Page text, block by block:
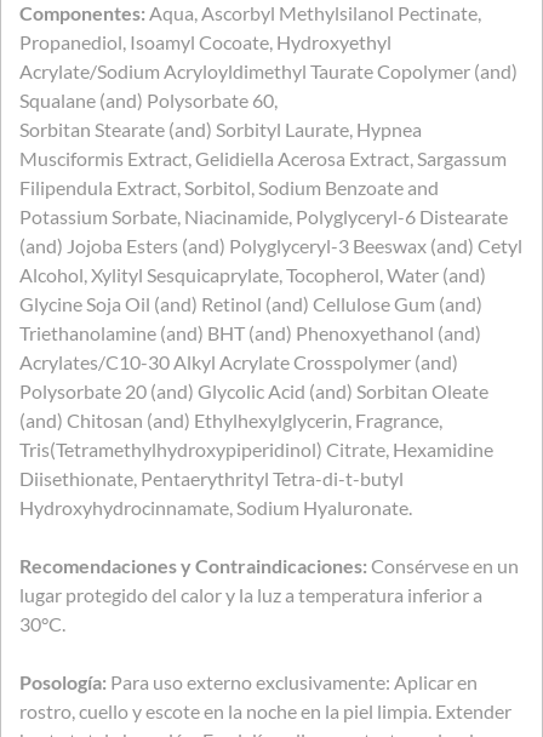
Componentes: Aqua, Ascorbyl Methylsilanol Pectinate,
Propanediol, Isoamyl Cocoate, Hydroxyethyl
Acrylate/Sodium Acryloyldimethyl Taurate Copolymer (and)
Squalane (and) Polysorbate 60,
Sorbitan Stearate (and) Sorbityl Laurate, Hypnea
Musciformis Extract, Gelidiella Acerosa Extract, Sargassum
Filipendula Extract, Sorbitol, Sodium Benzoate and
Potassium Sorbate, Niacinamide, Polyglyceryl-6 Distearate
(and) Jojoba Esters (and) Polyglyceryl-3 Beeswax (and) Cetyl
Alcohol, Xylityl Sesquicaprylate, Tocopherol, Water (and)
Glycine Soja Oil (and) Retinol (and) Cellulose Gum (and)
Triethanolamine (and) BHT (and) Phenoxyethanol (and)
Acrylates/C10-30 Alkyl Acrylate Crosspolymer (and)
Polysorbate 20 (and) Glycolic Acid (and) Sorbitan Oleate
(and) Chitosan (and) Ethylhexylglycerin, Fragrance,
Tris(Tetramethylhydroxypiperidinol) Citrate, Hexamidine
Diisethionate, Pentaerythrityl Tetra-di-t-butyl
Hydroxyhydrocinnamate, Sodium Hyaluronate.
Recomendaciones y Contraindicaciones: Consérvese en un
lugar protegido del calor y la luz a temperatura inferior a
30°C.
Posología: Para uso externo exclusivamente: Aplicar en
rostro, cuello y escote en la noche en la piel limpia. Extender